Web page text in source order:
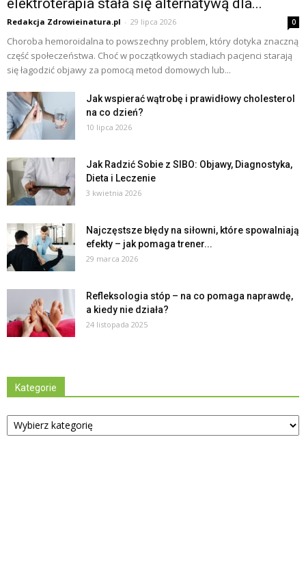
Redakcja Zdrowieinatura.pl - 29 lipca 2026 0
Choroba hemoroidalna to powszechny problem, który dotyka znaczną
część społeczeństwa. Choć w początkowych stadiach pacjenci starają
się łagodzić objawy za pomocą metod domowych lub...
Jak wspierać wątrobę i prawidłowy cholesterol
na co dzień?
10 lipca 2026
Jak Radzić Sobie z SIBO: Objawy, Diagnostyka,
Dieta i Leczenie
3 kwietnia 2026
Najczęstsze błędy na siłowni, które spowalniają
efekty – jak pomaga trener...
29 marca 2026
Refleksologia stóp – na co pomaga naprawdę,
a kiedy nie działa?
24 listopada 2025
Kategorie
Kategorie